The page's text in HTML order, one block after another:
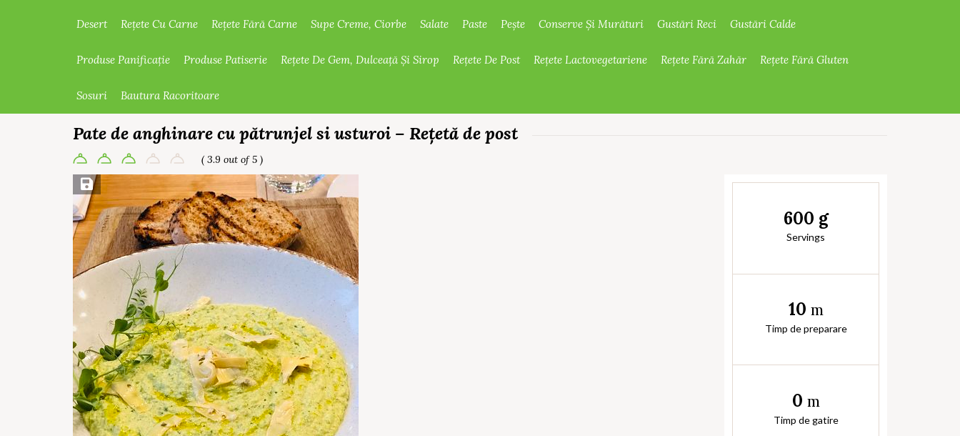
Desert Rețete Cu Carne Rețete Fără Carne Supe Creme, Ciorbe Salate Paste Pește Conserve Și Murături Gustări Reci Gustări Calde
Produse Panificație Produse Patiserie Rețete De Gem, Dulceață Și Sirop Rețete De Post Rețete Lactovegetariene Rețete Fără Zahăr Rețete Fără Gluten
Sosuri Bautura Racoritoare
Pate de anghinare cu pătrunjel si usturoi – Rețetă de post
( 3.9 out of 5 )
Save Recipe
600 g
Servings
10 m
Timp de preparare
0 m
Timp de gatire